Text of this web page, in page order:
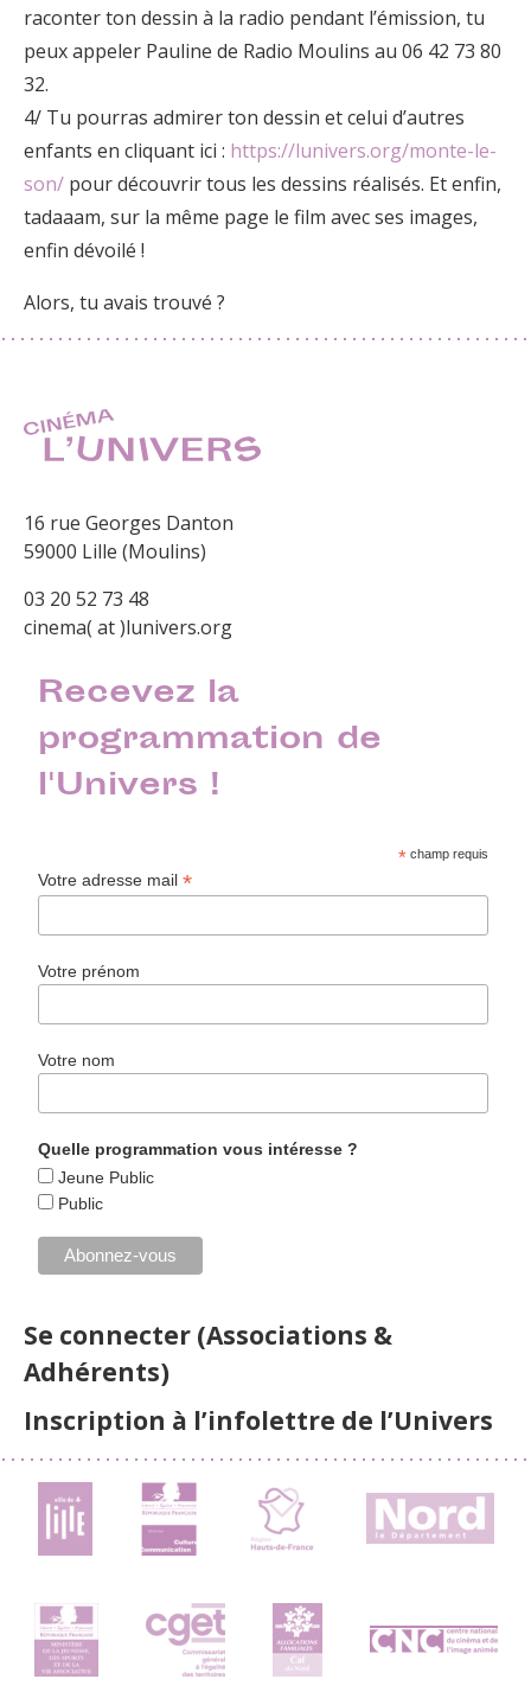
raconter ton dessin à la radio pendant l’émission, tu
peux appeler Pauline de Radio Moulins au 06 42 73 80
32.
4/ Tu pourras admirer ton dessin et celui d’autres
enfants en cliquant ici : https://lunivers.org/monte-le-
son/ pour découvrir tous les dessins réalisés. Et enfin,
tadaaam, sur la même page le film avec ses images,
enfin dévoilé !
Alors, tu avais trouvé ?
16 rue Georges Danton
59000 Lille (Moulins)
03 20 52 73 48
cinema( at )lunivers.org
Recevez la
programmation de
l'Univers !
* champ requis
Votre adresse mail*
Votre prénom
Votre nom
Quelle programmation vous intéresse ?
Jeune Public
Public
Se connecter (Associations &
Adhérents)
Inscription à l’infolettre de l’Univers